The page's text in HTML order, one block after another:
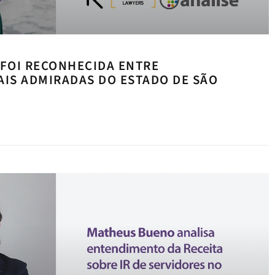
RECONHECIDA ENTRE
ADMIRADAS DO ESTADO DE SÃO